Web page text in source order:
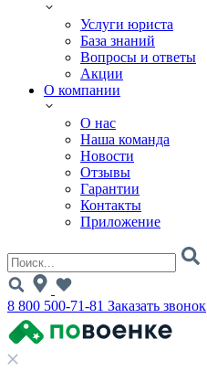
Услуги юриста
База знаний
Вопросы и ответы
Акции
О компании
О нас
Наша команда
Новости
Отзывы
Гарантии
Контакты
Приложение
8 800 500-71-81 Заказать звонок